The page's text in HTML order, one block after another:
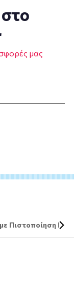
μας
Πιστοποίηση DIN